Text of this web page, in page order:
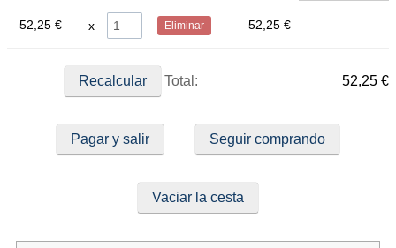
52,25 € Eliminar 52,25 €
Total: 52,25 €
Pagar y salir Seguir comprando
Vaciar la cesta